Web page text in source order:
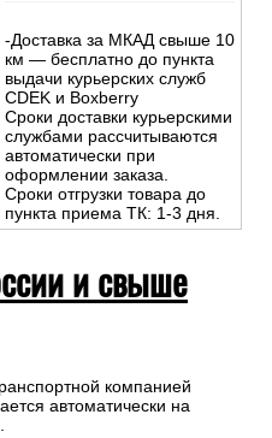
-Доставка за МКАД свыше 10
км — бесплатно до пункта
выдачи курьерских служб
CDEK и Boxberry
Сроки доставки курьерскими
службами рассчитываются
автоматически при
оформлении заказа.
Сроки отгрузки товара до
пункта приема ТК: 1-3 дня.
и свыше
компанией
автоматически на